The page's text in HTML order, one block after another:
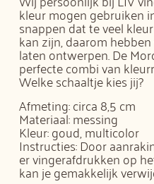
kleur mogen gebruiken
snappen dat te veel
kan zijn, daarom
laten ontwerpen. De
perfecte combi van
Welke schaaltje kies jij?
Afmeting: circa 8,5 cm
Materiaal: messing
Kleur: goud, multicolor
Instructies: Door
er vingerafdrukken op
kan je gemakkelijk